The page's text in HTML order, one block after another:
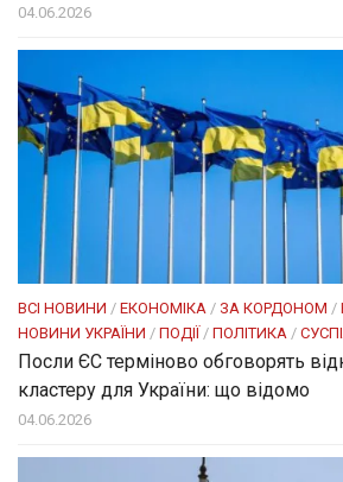
04.06.2026
ВСІ НОВИНИ / ЕКОНОМІКА / ЗА КОРДОНОМ /
НОВИНИ УКРАЇНИ / ПОДІЇ / ПОЛІТИКА /
Посли ЄC терміново обговорять
кластеру для України: що відомо
04.06.2026